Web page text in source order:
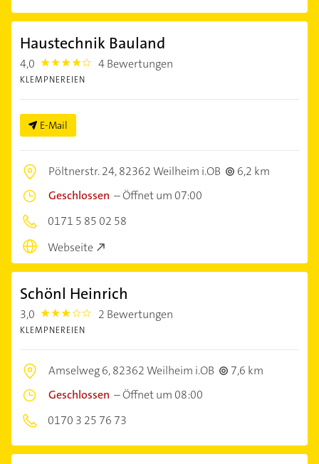
Haustechnik Bauland
4,0 4.0 4 Bewertungen
KLEMPNEREIEN
E-Mail
Pöltnerstr. 24,82362 Weilheim i.OB
6,2 km
Geschlossen –Öffnet um 07:00
0171 5 85 02 58
Webseite
Schönl Heinrich
3,0 3.0 2 Bewertungen
KLEMPNEREIEN
Amselweg 6,82362 Weilheim i.OB
7,6 km
Geschlossen –Öffnet um 08:00
0170 3 25 76 73